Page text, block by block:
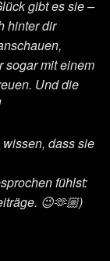
gibt es sie –
hinter dir
sogar mit einem
Und die
dass sie
fühlst:
😉🫶🏼)